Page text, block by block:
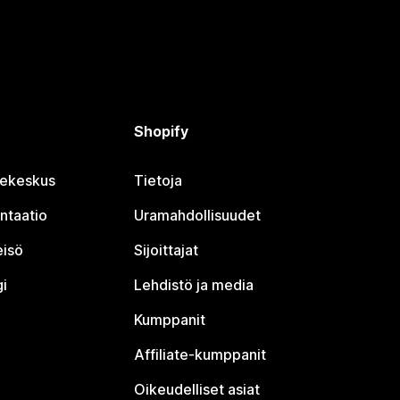
Shopify
Tietoja
Uramahdollisuudet
Sijoittajat
Lehdistö ja media
Kumppanit
Affiliate-kumppanit
Oikeudelliset asiat